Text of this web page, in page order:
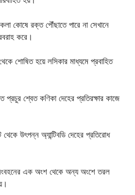
কোষে রক্ত পৌঁছাতে পারে না সেখানে
করে।
শোষিত হয়ে লসিকার মাধ্যমে প্রবাহিত
প্রচুর শ্বেত কণিকা দেহের প্রতিরক্ষার কাজে
উৎপন্ন অ্যান্টিবডি দেহের প্রতিরোধ
এক অংশ থেকে অন্য অংশে তরল